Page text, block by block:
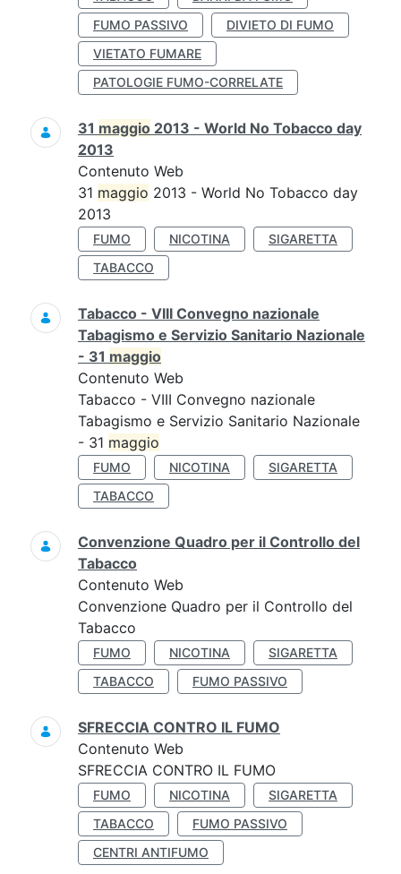
FUMO PASSIVO
DIVIETO DI FUMO
VIETATO FUMARE
PATOLOGIE FUMO-CORRELATE
31 maggio 2013 - World No Tobacco day
2013
Contenuto Web
31 maggio 2013 - World No Tobacco day
2013
FUMO NICOTINA
SIGARETTA
TABACCO
Tabacco - VIII Convegno nazionale
Tabagismo e Servizio Sanitario Nazionale
- 31 maggio
Contenuto Web
Tabacco - VIII Convegno nazionale
Tabagismo e Servizio Sanitario Nazionale
- 31 maggio
FUMO NICOTINA
SIGARETTA
TABACCO
Convenzione Quadro per il Controllo del
Tabacco
Contenuto Web
Convenzione Quadro per il Controllo del
Tabacco
FUMO NICOTINA
SIGARETTA
TABACCO
FUMO PASSIVO
SFRECCIA CONTRO IL FUMO
Contenuto Web
SFRECCIA CONTRO IL FUMO
FUMO NICOTINA
SIGARETTA
TABACCO
FUMO PASSIVO
CENTRI ANTIFUMO